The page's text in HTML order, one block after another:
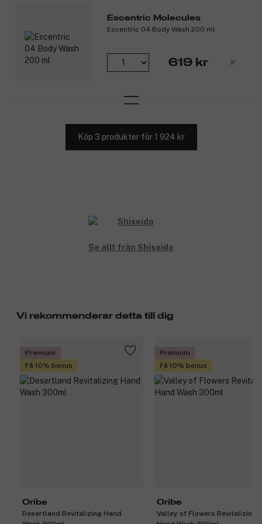
Escentric Molecules
Escentric 04 Body Wash 200 ml
619 kr
Köp 3 produkter för 1 924 kr
Se allt från Shiseido
Vi rekommenderar detta till dig
Premium
Få 10% bonus
Oribe
Desertland Revitalizing Hand
Premium
Få 10% bonus
Oribe
Valley of Flowers Revitalizing